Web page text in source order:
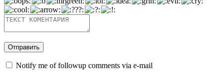
Notify me of followup comments via e-mail